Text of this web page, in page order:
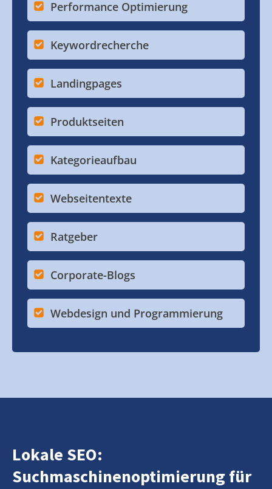
Performance Optimierung
Keywordrecherche
Landingpages
Produktseiten
Kategorieaufbau
Webseitentexte
Ratgeber
Corporate-Blogs
Webdesign und Programmierung
Lokale SEO:
Suchmaschinenoptimierung für